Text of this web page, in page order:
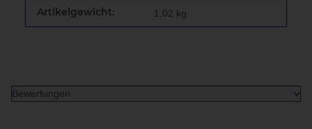
Artikelgewicht: 1,02 kg
Bewertungen